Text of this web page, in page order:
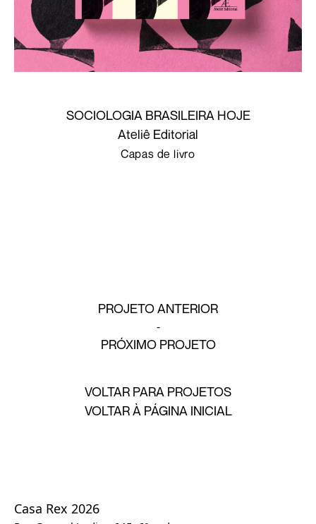
SOCIOLOGIA BRASILEIRA HOJE
Ateliê Editorial
Capas de livro
PROJETO ANTERIOR
PRÓXIMO PROJETO
VOLTAR PARA PROJETOS
VOLTAR À PÁGINA INICIAL
Casa Rex 2026